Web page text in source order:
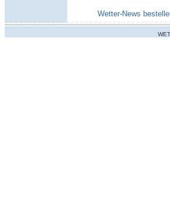
Wetter-News